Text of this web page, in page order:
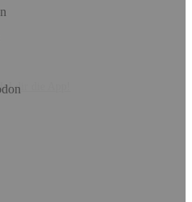
dir die App!